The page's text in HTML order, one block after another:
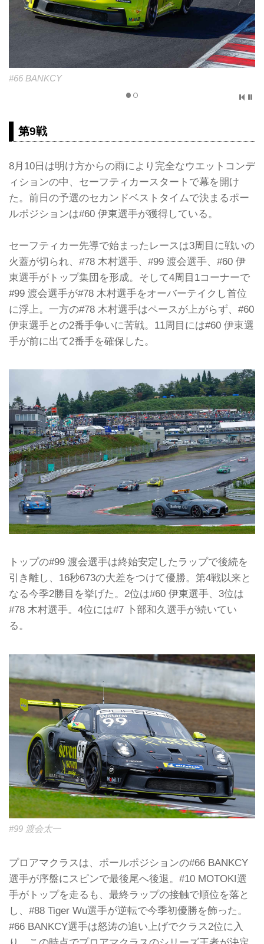
#66 BANKCY
第9戦
8月10日は明け方からの雨により完全なウエットコンデ
ィションの中、セーフティカースタートで幕を開け
た。前日の予選のセカンドベストタイムで決まるポー
ルポジションは#60 伊東選手が獲得している。
セーフティカー先導で始まったレースは3周目に戦いの
火蓋が切られ、#78 木村選手、#99 渡会選手、#60 伊
東選手がトップ集団を形成。そして4周目1コーナーで
#99 渡会選手が#78 木村選手をオーバーテイクし首位
に浮上。一方の#78 木村選手はペースが上がらず、#60
伊東選手との2番手争いに苦戦。11周目には#60 伊東選
手が前に出て2番手を確保した。
トップの#99 渡会選手は終始安定したラップで後続を
引き離し、16秒673の大差をつけて優勝。第4戦以来と
なる今季2勝目を挙げた。2位は#60 伊東選手、3位は
#78 木村選手。4位には#7 卜部和久選手が続いてい
る。
#99 渡会太一
プロアマクラスは、ポールポジションの#66 BANKCY
選手が序盤にスピンで最後尾へ後退。#10 MOTOKI選
手がトップを走るも、最終ラップの接触で順位を落と
し、#88 Tiger Wu選手が逆転で今季初優勝を飾った。
#66 BANKCY選手は怒涛の追い上げでクラス2位に入